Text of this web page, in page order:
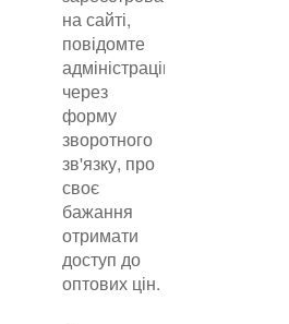
на сайті,
повідомте
адміністрацію
через
форму
зворотного
зв'язку, про
своє
бажання
отримати
доступ до
оптових цін.